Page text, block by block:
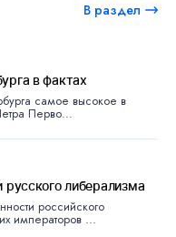
В раздел
в фактах
самое высокое в
Перво...
русского либерализма
российского
императоров ...